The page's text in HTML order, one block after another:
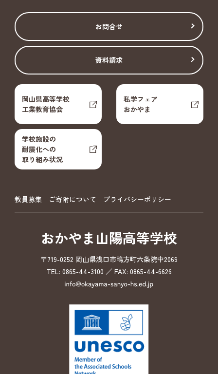
お問合せ
資料請求
岡山県高等学校
工業教育協会
私学フェア
おかやま
学校施設の
耐震化への
取り組み状況
教員募集 ご寄附について プライバシーポリシー
おかやま山陽高等学校
〒719-0252 岡山県浅口市鴨方町六条院中2069
TEL: 0865-44-3100 ／ FAX: 0865-44-6626